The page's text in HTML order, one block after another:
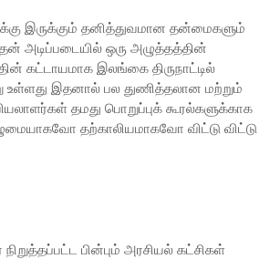
இருக்கும் தனித்துவமான தன்மைகளும்
அடிப்படையில் ஒரு அழுத்தத்தின்
கட்டாயமாக இலங்கை திருநாட்டில்
உள்ளது இதனால் பல துணித்தலான மற்றும்
தமது பொறுப்புக் கூரல்களுக்காக
தற்காலியமாகவோ விட்டு விட்டு
பின்பும் அரசியல் கட்சிகள்